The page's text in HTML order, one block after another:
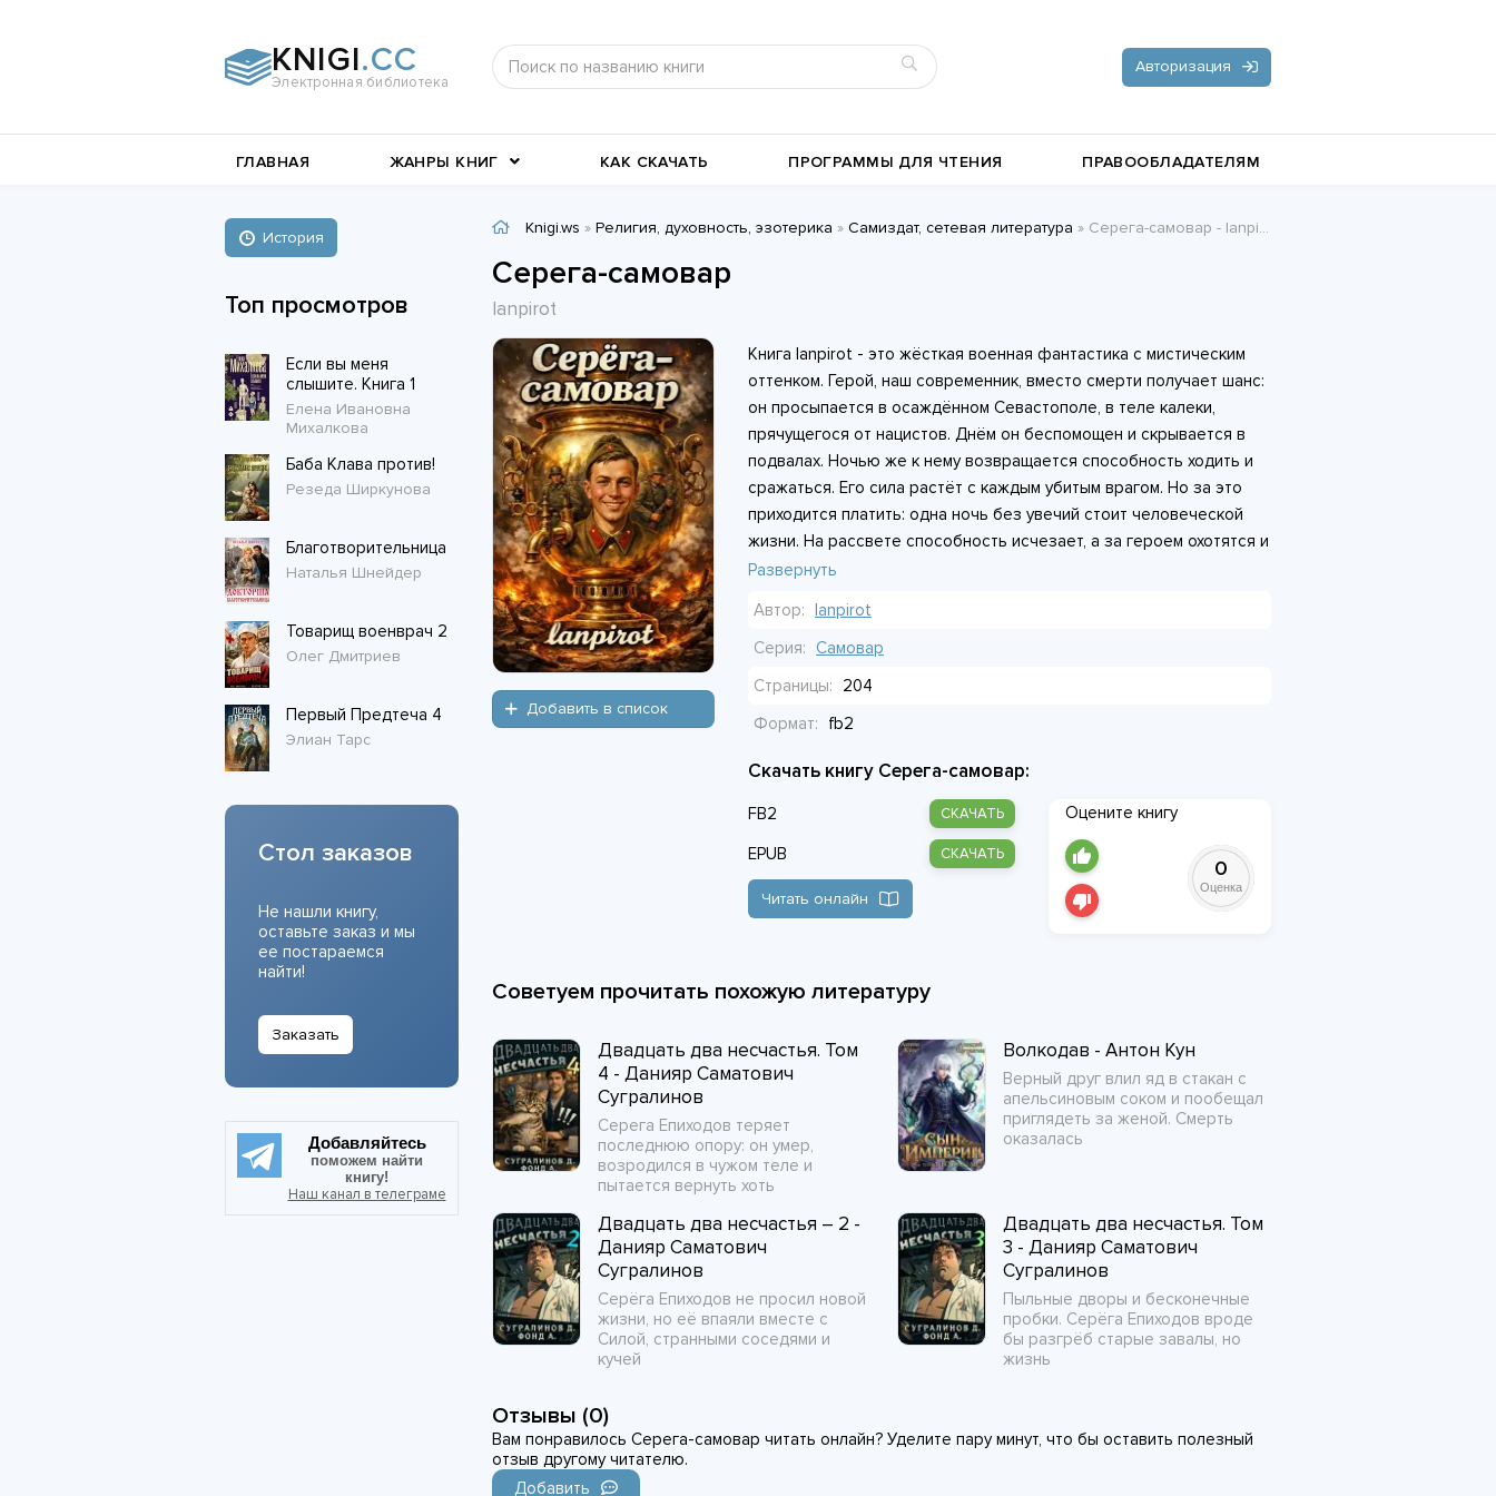
KNIGI.CC
Электронная библиотека
Авторизация
ГЛАВНАЯ ЖАНРЫ КНИГ
Книги о войне
Военное дело
Современные любовные
романы
романы
романы
Короткие любовные романы История Классика жанра Стихи и поэзия
КАК СКАЧАТЬ ПРОГРАММЫ ДЛЯ ЧТЕНИЯ ПРАВООБЛАДАТЕЛЯМ
Knigi.ws » Религия, духовность, эзотерика » Самиздат, сетевая литература » Серега-самовар - lanpirot
Серега-самовар
lanpirot
Добавить в список
Книга lanpirot - это жёсткая военная фантастика с мистическим
оттенком. Герой, наш современник, вместо смерти получает шанс:
он просыпается в осаждённом Севастополе, в теле калеки,
прячущегося от нацистов. Днём он беспомощен и скрывается в
подвалах. Ночью же к нему возвращается способность ходить и
сражаться. Его сила растёт с каждым убитым врагом. Но за это
приходится платить: одна ночь без увечий стоит человеческой
жизни. На рассвете способность исчезает, а за героем охотятся и
оккупанты, и эсэсовец из «Чёрного солнца». Чтобы выжить и
зайти и кем готов стать.
Развернуть
Автор: lanpirot
Серия: Самовар
Страницы:
204
Формат:
fb2
Скачать книгу Серега-самовар:
FB2 СКАЧАТЬ
EPUB СКАЧАТЬ
Читать онлайн
Оцените книгу
0
Оценка
Советуем прочитать похожую литературу
Двадцать два несчастья. Том
4 - Данияр Саматович
Сугралинов
Серега Епиходов теряет
последнюю опору: он умер,
возродился в чужом теле и
пытается вернуть хоть
Волкодав - Антон Кун
Верный друг влил яд в стакан с
апельсиновым соком и пообещал
приглядеть за женой. Смерть
оказалась
Двадцать два несчастья – 2 -
Данияр Саматович
Сугралинов
Серёга Епиходов не просил новой
жизни, но её впаяли вместе с
Силой, странными соседями и
кучей
Двадцать два несчастья. Том
3 - Данияр Саматович
Сугралинов
Пыльные дворы и бесконечные
пробки. Серёга Епиходов вроде
бы разгрёб старые завалы, но
жизнь
Отзывы (0)
Вам понравилось Серега-самовар читать онлайн? Уделите пару минут, что бы оставить полезный
отзыв другому читателю.
Добавить
История
Топ просмотров
Если вы меня
слышите. Книга 1
Елена Ивановна
Михалкова
Баба Клава против!
Резеда Ширкунова
Благотворительница
Наталья Шнейдер
Товарищ военврач 2
Олег Дмитриев
Первый Предтеча 4
Элиан Тарс
Стол заказов
Не нашли книгу,
оставьте заказ и мы
ее постараемся
найти!
Заказать
Добавляйтесь
поможем найти
книгу!
Наш канал в телеграме
Документальная